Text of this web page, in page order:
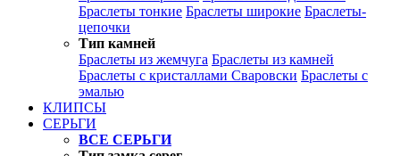
Браслеты тонкие Браслеты широкие Браслеты-
цепочки
Тип камней
Браслеты из жемчуга Браслеты из камней
Браслеты с кристаллами Сваровски Браслеты с
эмалью
КЛИПСЫ
СЕРЬГИ
ВСЕ СЕРЬГИ